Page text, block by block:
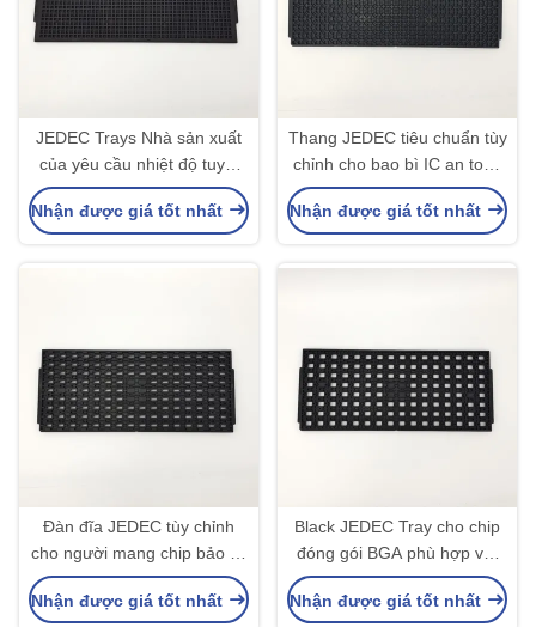
JEDEC Trays Nhà sản xuất
của yêu cầu nhiệt độ tuyệt
vời và giải pháp thiết kế đặc
biệt
Nhận được giá tốt nhất
Thang JEDEC tiêu chuẩn tùy
chỉnh cho bao bì IC an toàn
Mett Yêu cầu đặc biệt
Nhận được giá tốt nhất
Đàn đĩa JEDEC tùy chỉnh
cho người mang chip bảo vệ
đầu quả bóng và chân của
chip
Nhận được giá tốt nhất
Black JEDEC Tray cho chip
đóng gói BGA phù hợp với
ma trận thiết kế tiêu chuẩn
8x16 = 128PCS
Nhận được giá tốt nhất